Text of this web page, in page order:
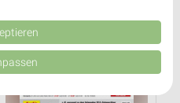
Quellen. Entwicklung und
reduzierter Daten zur Auswahl
Union weitergegeben und in die